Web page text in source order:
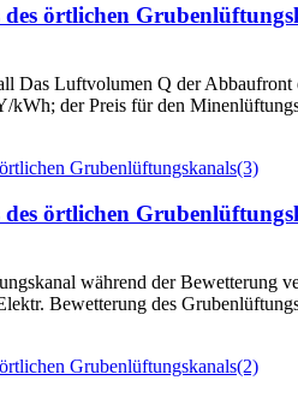
des örtlichen
Das Luftvolumen Q der
kWh; der Preis für den
des örtlichen
während der Bewetterung
Bewetterung des